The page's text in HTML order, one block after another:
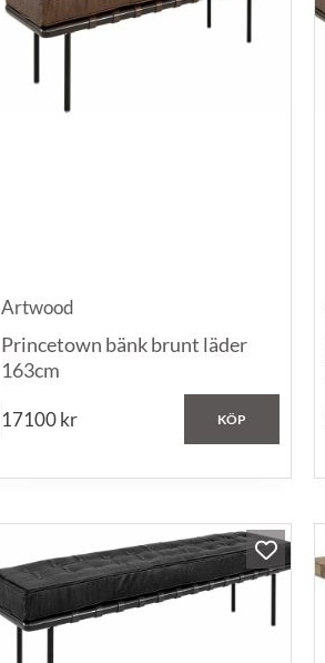
Artwood
Princetown bänk brunt läder
163cm
17100kr KÖP